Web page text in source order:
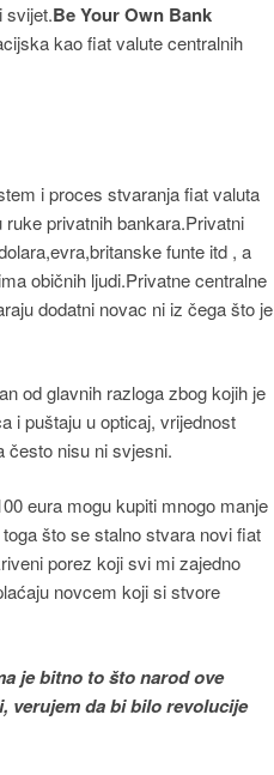
svijet.Be Your Own Bank
kao fiat valute centralnih
i proces stvaranja fiat valuta
privatnih bankara.Privatni
funte itd , a
običnih ljudi.Privatne centralne
dodatni novac ni iz čega što je
od glavnih razloga zbog kojih je
i puštaju u opticaj, vrijednost
često nisu ni svjesni.
eura mogu kupiti mnogo manje
što se stalno stvara novi fiat
porez koji svi mi zajedno
novcem koji si stvore
je bitno to što narod ove
verujem da bi bilo revolucije